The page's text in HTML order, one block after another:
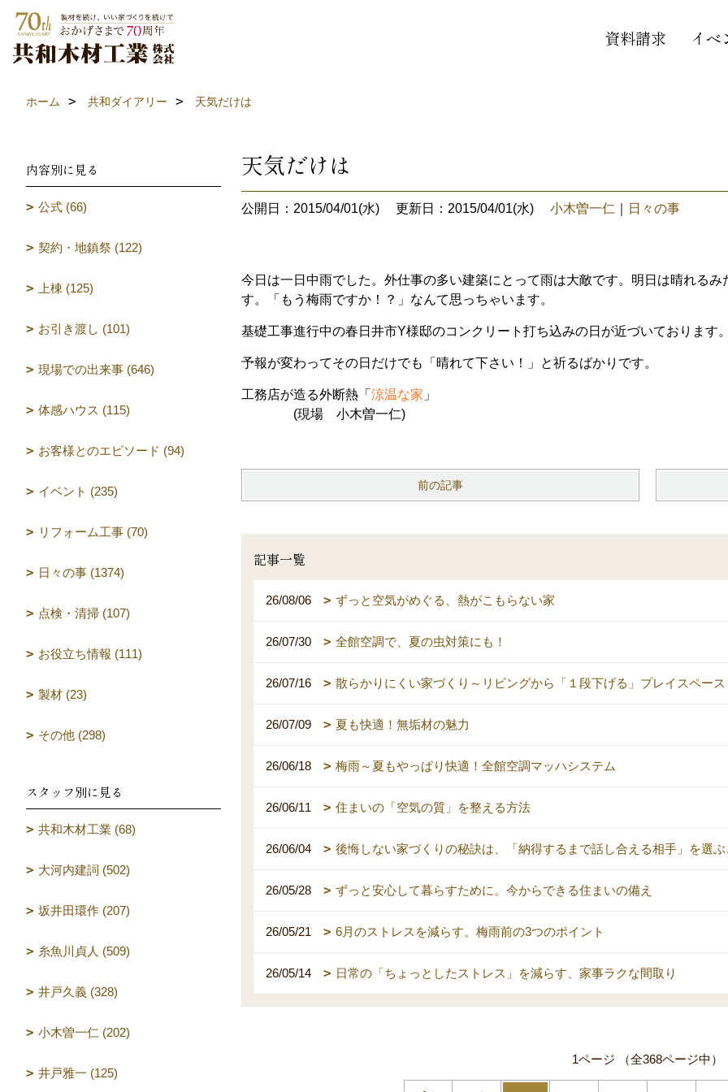
資料請求 イベ
ホーム 共和ダイアリー 天気だけは
天気だけは
公開日：2015/04/01(水) 更新日：2015/04/01(水) 小木曽一仁 日々の事
今日は一日中雨でした。外仕事の多い建築にとって雨は大敵です。明日は晴れる
す。「もう梅雨ですか！？」なんて思っちゃいます。
基礎工事進行中の春日井市Y様邸のコンクリート打ち込みの日が近づいております
予報が変わってその日だけでも「晴れて下さい！」と祈るばかりです。
工務店が造る外断熱「 涼温な家 」
(現場 小木曽一仁)
前の記事
記事一覧
26/08/06 ずっと空気がめぐる、熱がこもらない家
26/07/30 全館空調で、夏の虫対策にも！
26/07/16 散らかりにくい家づくり～リビングから「１段下げる」プレイスペース
26/07/09 夏も快適！無垢材の魅力
26/06/18 梅雨～夏もやっぱり快適！全館空調マッハシステム
26/06/11 住まいの「空気の質」を整える方法
26/06/04 後悔しない家づくりの秘訣は、「納得するまで話し合える相手」を選
26/05/28 ずっと安心して暮らすために。今からできる住まいの備え
26/05/21 6月のストレスを減らす。梅雨前の3つのポイント
26/05/14 日常の「ちょっとしたストレス」を減らす、家事ラクな間取り
1ページ （全368ページ中）
内容別に見る
公式 (66)
契約・地鎮祭 (122)
上棟 (125)
お引き渡し (101)
現場での出来事 (646)
体感ハウス (115)
お客様とのエピソード (94)
イベント (235)
リフォーム工事 (70)
日々の事 (1374)
点検・清掃 (107)
お役立ち情報 (111)
製材 (23)
その他 (298)
スタッフ別に見る
共和木材工業 (68)
大河内建詞 (502)
坂井田環作 (207)
糸魚川貞人 (509)
井戸久義 (328)
小木曽一仁 (202)
井戸雅一 (125)